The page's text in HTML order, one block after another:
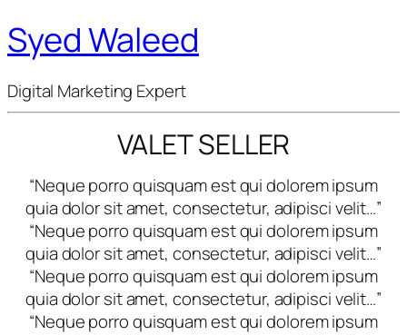
Syed Waleed
Digital Marketing Expert
VALET SELLER
“Neque porro quisquam est qui dolorem ipsum
quia dolor sit amet, consectetur, adipisci velit…”
“Neque porro quisquam est qui dolorem ipsum
quia dolor sit amet, consectetur, adipisci velit…”
“Neque porro quisquam est qui dolorem ipsum
quia dolor sit amet, consectetur, adipisci velit…”
“Neque porro quisquam est qui dolorem ipsum